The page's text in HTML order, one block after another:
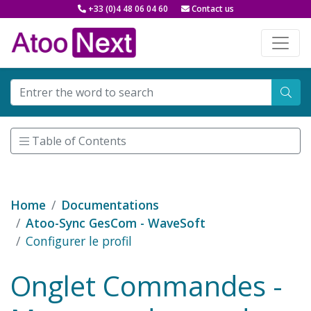
+33 (0)4 48 06 04 60 Contact us
Table of Contents
Home
Documentations
Atoo-Sync GesCom - WaveSoft
Configurer le profil
Onglet Commandes -